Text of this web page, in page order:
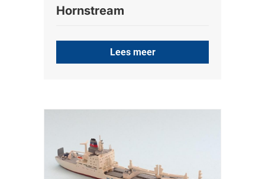
Hornstream
Lees meer